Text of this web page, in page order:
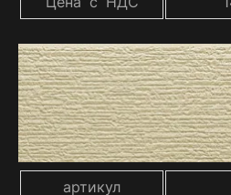
артикул